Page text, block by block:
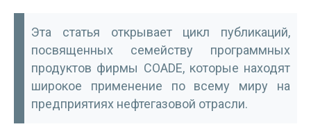
Эта статья открывает цикл публикаций,
посвященных семейству программных
продуктов фирмы COADE, которые находят
широкое применение по всему миру на
предприятиях нефтегазовой отрасли.